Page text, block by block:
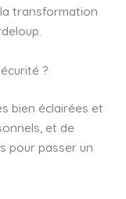
transformation
?
bien éclairées et
et de
pour passer un